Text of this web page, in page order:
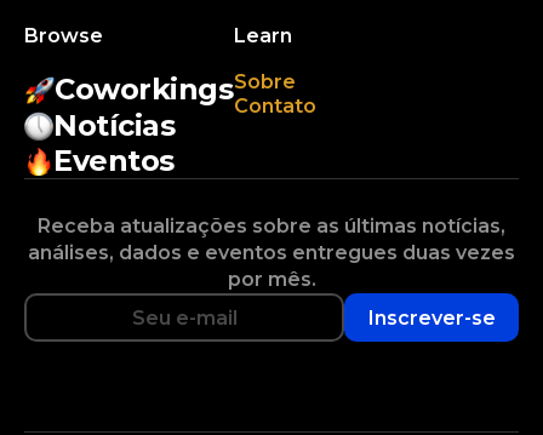
Browse
Coworkings
Notícias
Eventos
Learn
Sobre
Contato
Receba atualizações sobre as últimas notícias,
análises, dados e eventos entregues duas vezes
por mês.
Inscrever-se